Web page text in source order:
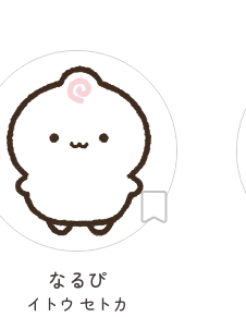
なるぴ
イトウ セトカ